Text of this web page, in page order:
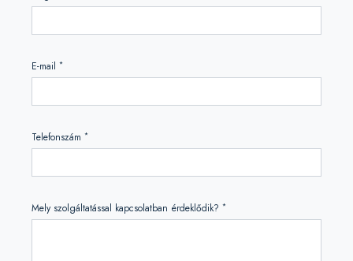
E-mail *
Telefonszám *
Mely szolgáltatással kapcsolatban érdeklődik? *